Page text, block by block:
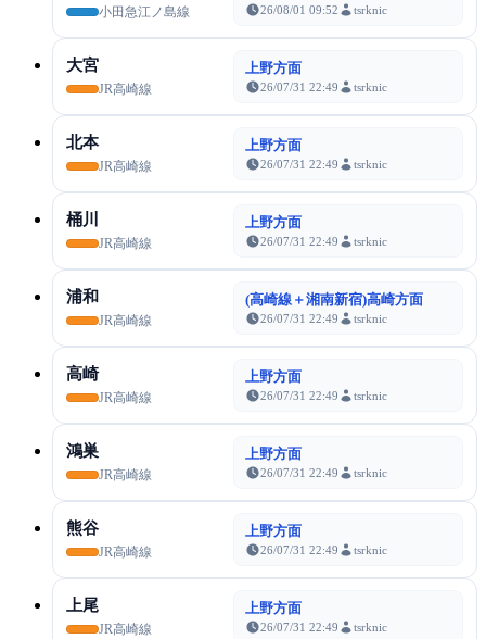
小田急江ノ島線 26/08/01 09:52 tsrknic
大宮
JR高崎線
上野方面
26/07/31 22:49 tsrknic
北本
JR高崎線
上野方面
26/07/31 22:49 tsrknic
桶川
JR高崎線
上野方面
26/07/31 22:49 tsrknic
浦和
JR高崎線
(高崎線＋湘南新宿)高崎方面
26/07/31 22:49 tsrknic
高崎
JR高崎線
上野方面
26/07/31 22:49 tsrknic
鴻巣
JR高崎線
上野方面
26/07/31 22:49 tsrknic
熊谷
JR高崎線
上野方面
26/07/31 22:49 tsrknic
上尾
JR高崎線
上野方面
26/07/31 22:49 tsrknic